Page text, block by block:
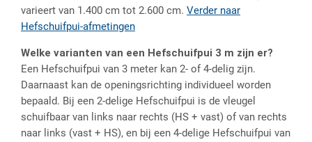
varieert van 1.400 cm tot 2.600 cm. Verder naar
Hefschuifpui-afmetingen
Welke varianten van een Hefschuifpui 3 m zijn er?
Een Hefschuifpui van 3 meter kan 2- of 4-delig zijn.
Daarnaast kan de openingsrichting individueel worden
bepaald. Bij een 2-delige Hefschuifpui is de vleugel
schuifbaar van links naar rechts (HS + vast) of van rechts
naar links (vast + HS), en bij een 4-delige Hefschuifpui van